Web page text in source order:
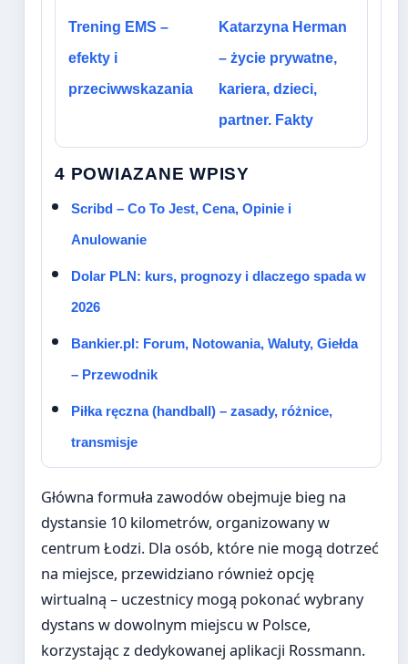
Trening EMS –
efekty i
przeciwwskazania
Katarzyna Herman
– życie prywatne,
kariera, dzieci,
partner. Fakty
4 POWIAZANE WPISY
Scribd – Co To Jest, Cena, Opinie i
Anulowanie
Dolar PLN: kurs, prognozy i dlaczego spada w
2026
Bankier.pl: Forum, Notowania, Waluty, Giełda
– Przewodnik
Piłka ręczna (handball) – zasady, różnice,
transmisje
Główna formuła zawodów obejmuje bieg na
dystansie 10 kilometrów, organizowany w
centrum Łodzi. Dla osób, które nie mogą dotrzeć
na miejsce, przewidziano również opcję
wirtualną – uczestnicy mogą pokonać wybrany
dystans w dowolnym miejscu w Polsce,
korzystając z dedykowanej aplikacji Rossmann.